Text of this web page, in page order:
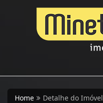
Home Detalhe do Imóvel